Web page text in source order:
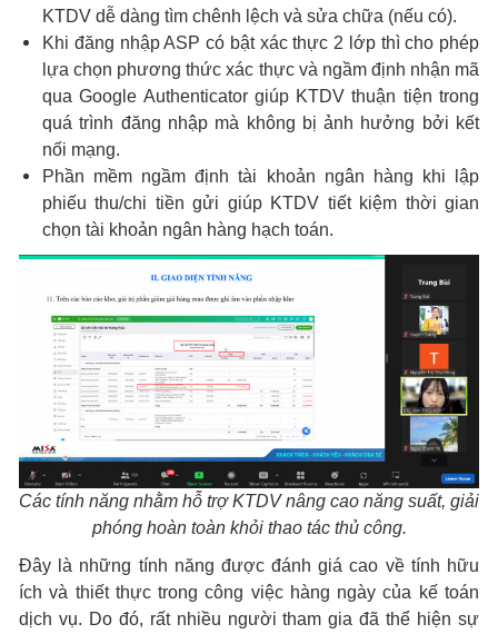
KTDV dễ dàng tìm chênh lệch và sửa chữa (nếu có).
Khi đăng nhập ASP có bật xác thực 2 lớp thì cho phép
lựa chọn phương thức xác thực và ngầm định nhận mã
qua Google Authenticator giúp KTDV thuận tiện trong
quá trình đăng nhập mà không bị ảnh hưởng bởi kết
nối mạng.
Phần mềm ngầm định tài khoản ngân hàng khi lập
phiếu thu/chi tiền gửi giúp KTDV tiết kiệm thời gian
chọn tài khoản ngân hàng hạch toán.
Các tính năng nhằm hỗ trợ KTDV nâng cao năng suất, giải
phóng hoàn toàn khỏi thao tác thủ công.
Đây là những tính năng được đánh giá cao về tính hữu
ích và thiết thực trong công việc hàng ngày của kế toán
dịch vụ. Do đó, rất nhiều người tham gia đã thể hiện sự